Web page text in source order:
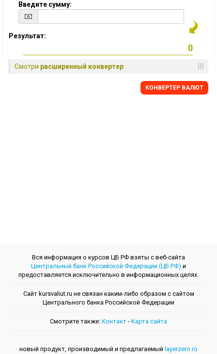
Введите сумму:
Результат:
Смотри расширенный конвертер
КОНВЕРТЕР ВАЛЮТ
Вся информация о курсов ЦБ РФ взяты с веб-сайта
Центральный банк Российской Федерации (ЦБ РФ) и
предоставляется исключительно в информационных целях.
Сайт kursvaliut.ru не связан каким-либо образом с сайтом
Центрального банкa Российской Федерации
Смотрите также: Контакт - Kарта сайта
новый продукт, производимый и предлагаемый layerzero.ro